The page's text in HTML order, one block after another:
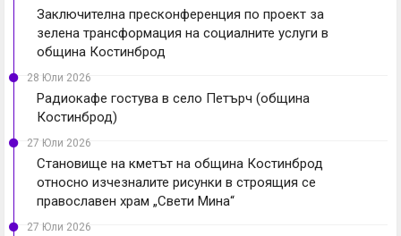
Заключителна пресконференция по проект за
зелена трансформация на социалните услуги в
община Костинброд
28 Юли 2026
Радиокафе гостува в село Петърч (община
Костинброд)
27 Юли 2026
Становище на кметът на община Костинброд
относно изчезналите рисунки в строящия се
православен храм „Свети Мина“
27 Юли 2026